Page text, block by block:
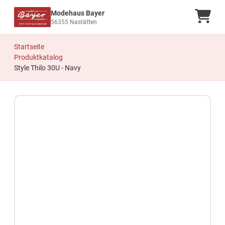
Modehaus Bayer
56355 Nastätten
Startseite
Produktkatalog
Style Thilo 30U - Navy